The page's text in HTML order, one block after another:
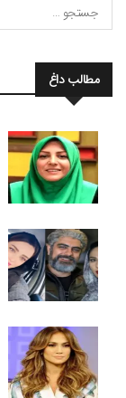
مطالب داغ